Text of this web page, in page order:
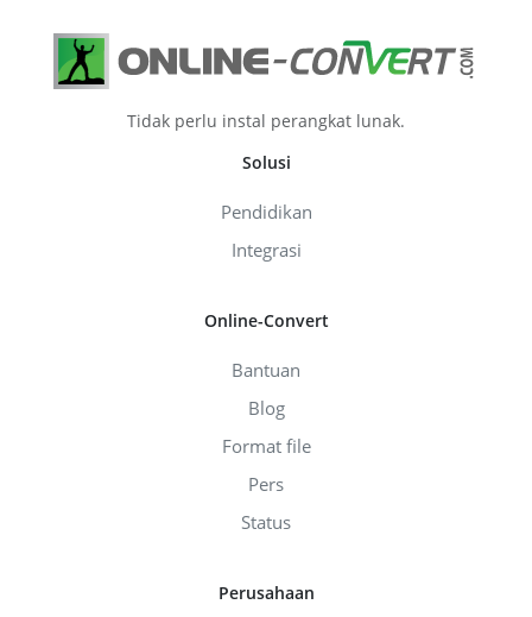
Tidak perlu instal perangkat lunak.
Solusi
Pendidikan
Integrasi
Online-Convert
Bantuan
Blog
Format file
Pers
Status
Perusahaan